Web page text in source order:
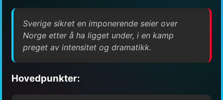
Sverige sikret en imponerende seier over
Norge etter å ha ligget under, i en kamp
preget av intensitet og dramatikk.
Hovedpunkter: